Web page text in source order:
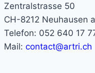
Zentralstrasse 50
CH-8212 Neuhausen
Telefon: 052 640 17
Mail: contact@artri.ch